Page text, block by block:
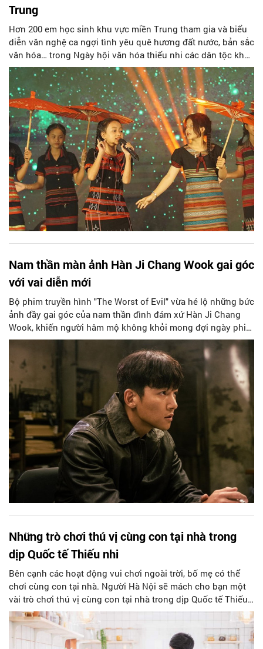
Trung
Hơn 200 em học sinh khu vực miền Trung tham gia và biểu
diễn văn nghệ ca ngợi tình yêu quê hương đất nước, bản sắc
văn hóa… trong Ngày hội văn hóa thiếu nhi các dân tộc khu
vực miền Trung năm 2023 diễn ra tại tỉnh Thừa Thiên – Huế.
Nam thần màn ảnh Hàn Ji Chang Wook gai góc
với vai diễn mới
Bộ phim truyền hình "The Worst of Evil" vừa hé lộ những bức
ảnh đầy gai góc của nam thần đình đám xứ Hàn Ji Chang
Wook, khiến người hâm mộ không khỏi mong đợi ngày phim
ra mắt.
Những trò chơi thú vị cùng con tại nhà trong
dịp Quốc tế Thiếu nhi
Bên cạnh các hoạt động vui chơi ngoài trời, bố mẹ có thể
chơi cùng con tại nhà. Người Hà Nội sẽ mách cho bạn một
vài trò chơi thú vị cùng con tại nhà trong dịp Quốc tế Thiếu
nhi 1/6 này nhé!